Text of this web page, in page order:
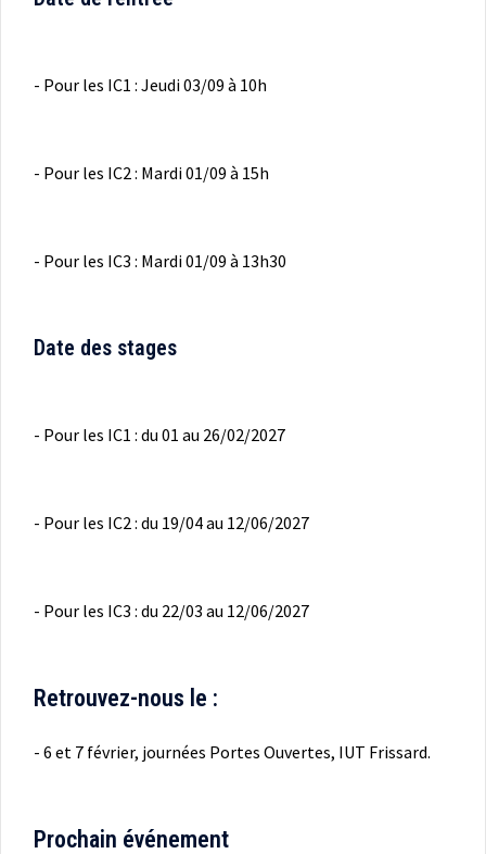
- Pour les IC1 : Jeudi 03/09 à 10h
- Pour les IC2 : Mardi 01/09 à 15h
- Pour les IC3 : Mardi 01/09 à 13h30
Date des stages
- Pour les IC1 : du 01 au 26/02/2027
- Pour les IC2 : du 19/04 au 12/06/2027
- Pour les IC3 : du 22/03 au 12/06/2027
Retrouvez-nous le :
- 6 et 7 février, journées Portes Ouvertes, IUT Frissard.
Prochain événement